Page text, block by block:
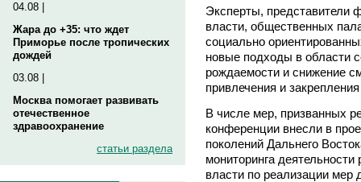
04.08 |
Жара до +35: что ждет
Приморье после тропических
дождей
03.08 |
Москва помогает развивать
отечественное
здравоохранение
статьи раздела
Эксперты, представители
власти, общественных
социально
новые подходы в области
рождаемости и снижение
привлечения и
В числе мер, призванных
конференции внесли в
поколений Дальнего
мониторинга
власти по реализации мер